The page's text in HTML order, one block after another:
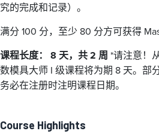
究的完成和记录）。
满分 100 分，至少 80 分方可获得
课程长度： 8 天，共 2 周 *请注意！
数模具大师 I 级课程将为期 8 天。部
务必在注册时注明课程日期。
Course Highlights